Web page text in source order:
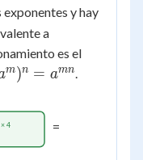
y hay
a
es el
m )n = amn.
× 4 =